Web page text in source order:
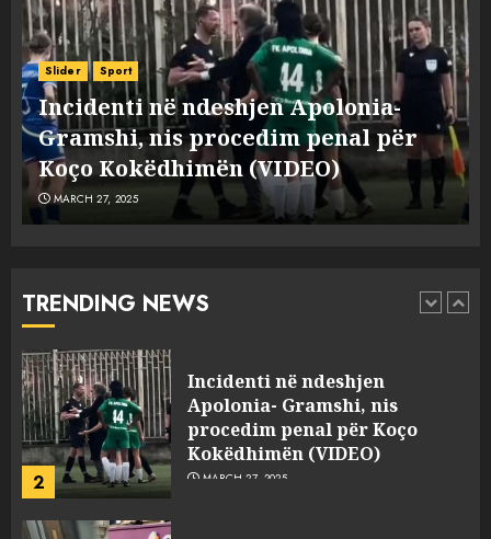
Slider Sport
Incidenti në ndeshjen Apolonia-
Gramshi, nis procedim penal për
Koço Kokëdhimën (VIDEO)
MARCH 27, 2025
TRENDING NEWS
1
Punonjësja e UKT akuzon
drejtorin Skerdi Drenova dhe
“bosen” Joana Nano për
abuzim me fondet publike dhe
pasuri të pajustifikuar
JULY 24, 2025
2
Incidenti në ndeshjen
MARCH 27, 2025
3
FOTO/ Persona të maskuar
sulmuan “One Albania”,
ngjarja u fsheh. A u vodhën
serverat?
MARCH 25, 2025